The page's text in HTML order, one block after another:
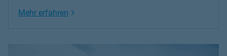
Mehr erfahren Link Opens in New Tab